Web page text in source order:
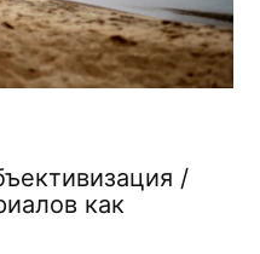
/
как